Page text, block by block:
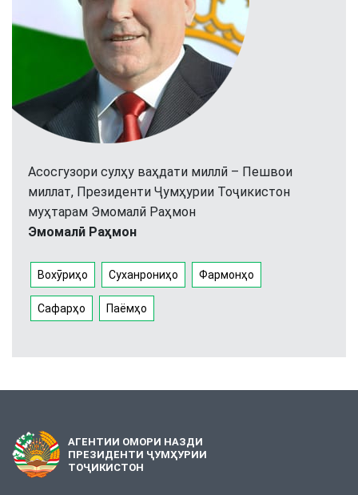
Асосгузори сулҳу ваҳдати миллӣ – Пешвои
миллат, Президенти Ҷумҳурии Тоҷикистон
муҳтарам Эмомалӣ Раҳмон
Эмомалӣ Раҳмон
Вохӯриҳо Суханрониҳо Фармонҳо
Сафарҳо Паёмҳо
АГЕНТИИ ОМОРИ НАЗДИ
ПРЕЗИДЕНТИ ҶУМҲУРИИ
ТОҶИКИСТОН